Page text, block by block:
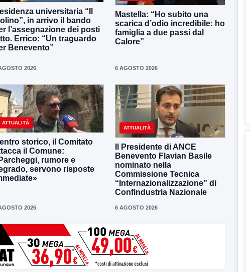
universitaria “Il
in arrivo il bando
l’assegnazione dei posti
Errico: “Un traguardo
Benevento”
2026
Mastella: “Ho subito una
scarica d’odio incredibile: ho
famiglia a due passi dal
Calore”
6 AGOSTO 2026
ATTUALITÀ
storico, il Comitato
il Comune:
rumore e
servono risposte
2026
ATTUALITÀ
Il Presidente di ANCE
Benevento Flavian Basile
nominato nella
Commissione Tecnica
“Internazionalizzazione” di
Confindustria Nazionale
6 AGOSTO 2026